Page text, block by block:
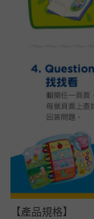
【產品規格】